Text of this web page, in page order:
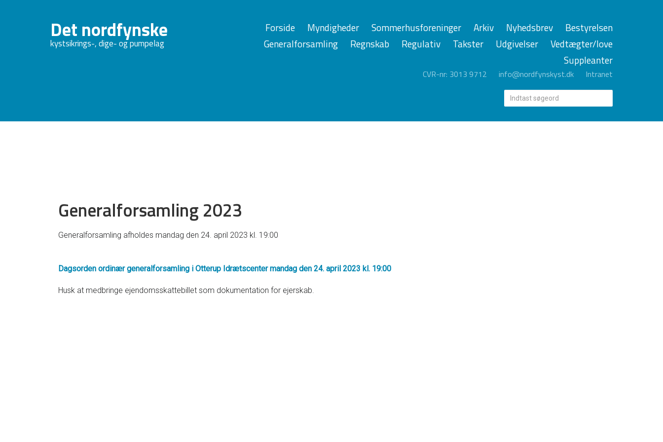
Det nordfynske
kystsikrings-, dige- og pumpelag
Forside Myndigheder Sommerhusforeninger Arkiv Nyhedsbrev
Bestyrelsen
Generalforsamling
Regnskab Regulativ Takster Udgivelser
Vedtægter/love
Suppleanter
CVR-nr: 3013 9712 info@nordfynskyst.dk Intranet
Generalforsamling 2023
Generalforsamling afholdes mandag den 24. april 2023 kl. 19:00
Dagsorden ordinær generalforsamling i Otterup Idrætscenter mandag den 24. april 2023 kl. 19:00
Husk at medbringe ejendomsskattebillet som dokumentation for ejerskab.